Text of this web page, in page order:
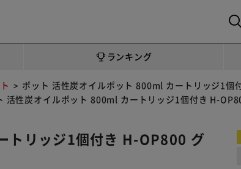
ランキング
ポット 活性炭オイルポット 800ml カートリッジ1個
活性炭オイルポット 800ml カートリッジ1個付き H-
トリッジ1個付き H-OP800 グ